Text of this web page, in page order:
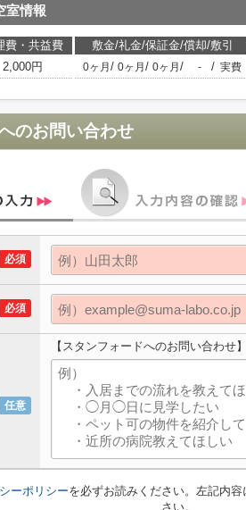
室情報
費・共益費 敷金/礼金/保証金/償却/敷引
2,000円 0ヶ月 / 0ヶ月 / 0ヶ月 / - / 実費
のお問い合わせ
必須
必須
任意
【スタンフォードへのお問い合わせ】
ーポリシーを必ずお読みください。左記内
さい。